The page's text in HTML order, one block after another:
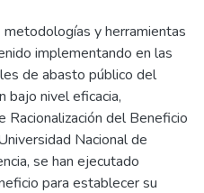
y herramientas
implementando en las
de abasto público del
bajo nivel eficacia,
Racionalización del Beneficio
Nacional de
se han ejecutado
para establecer su